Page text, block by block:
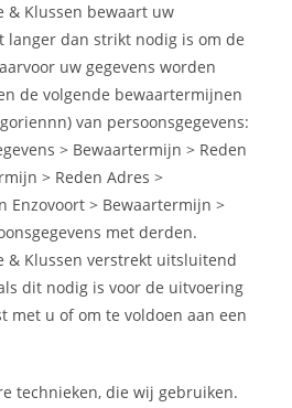
& Klussen bewaart uw
langer dan strikt nodig is om de
uw gegevens worden
de volgende bewaartermijnen
van persoonsgegevens:
> Bewaartermijn > Reden
> Reden Adres >
Enzovoort > Bewaartermijn >
met derden.
& Klussen verstrekt uitsluitend
dit nodig is voor de uitvoering
met u of om te voldoen aan een
technieken, die wij gebruiken.